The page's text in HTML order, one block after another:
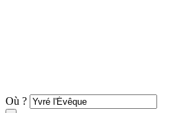
Où ?